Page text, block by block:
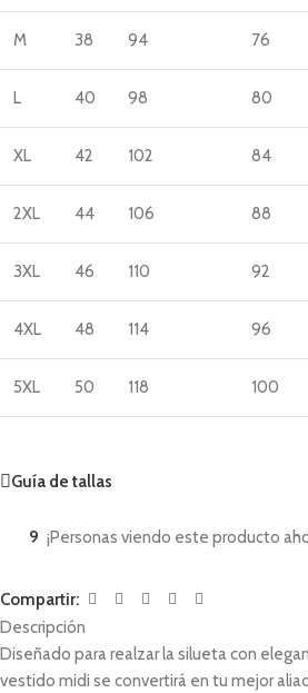
M 38 94 76
L 40 98 80
XL 42 102 84
2XL 44 106 88
3XL 46 110 92
4XL 48 114 96
5XL 50 118 100
Guía de tallas
9 ¡Personas viendo este producto
Compartir:
Descripción
Diseñado para realzar la silueta con
vestido midi se convertirá en tu mejor